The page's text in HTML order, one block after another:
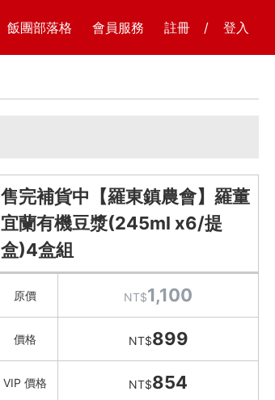
飯團部落格 會員服務 註冊 / 登入
售完補貨中【羅東鎮農會】羅董
宜蘭有機豆漿(245ml x6/提
盒)4盒組
原價 NT$1,100
價格 NT$899
VIP 價格 NT$854